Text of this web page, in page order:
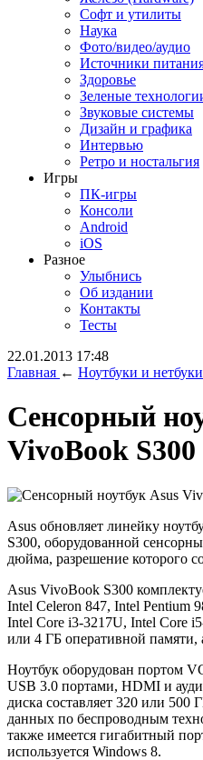
Софт и утилиты
Наука
Фото/видео/аудио
Источники
Здоровье
Зеленые
Звуковые системы
Дизайн и графика
Интервью
Ретро и ностальгия
Игры
ПК-игры
Консоли
Android
iOS
Разное
Улыбнись
Об издании
Контакты
Тесты
22.01.2013 17:48
Главная ← Ноутбуки и нетбуки
Сенсорный
VivoBook S300
Asus обновляет линейку
S300, оборудованной
дюйма, разрешение которого
Asus VivoBook S300
Intel Celeron 847, Intel Pentium
Intel Core i3-3217U, Intel Core
или 4 ГБ оперативной памяти,
Ноутбук оборудован портом
USB 3.0 портами, HDMI и
диска составляет 320 или 500
данных по беспроводным
также имеется гигабитный
используется Windows 8.